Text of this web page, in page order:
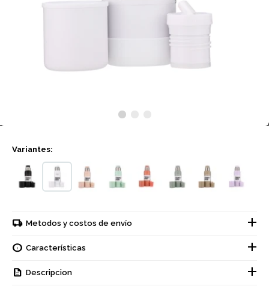
Variantes:
Metodos y costos de envío
Características
Descripcion